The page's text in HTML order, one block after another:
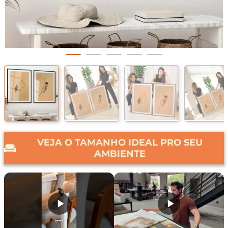
VEJA O TAMANHO IDEAL PRO SEU
AMBIENTE